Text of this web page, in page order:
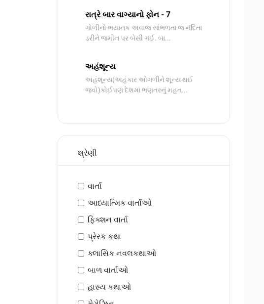
રાત્રે બાર વાગ્યાનો ફોન - 7
ગોળીનો ભયાનક અવાજ સાંભળતા જ નંદિતા
ડરીને જમીન પર બેસી ગઈ. બા...
અહંશૂન્ય
અહંશૂન્ય(અહંકાર ઓગળીને શૂન્ય થઈ
જવો)કોઈપણ દેશમાં ભણતરનું મહત...
શ્રેણી
વાર્તા
આધ્યાત્મિક વાર્તાઓ
ફિક્શન વાર્તા
પ્રેરક કથા
ક્લાસિક નવલકથાઓ
બાળ વાર્તાઓ
હાસ્ય કથાઓ